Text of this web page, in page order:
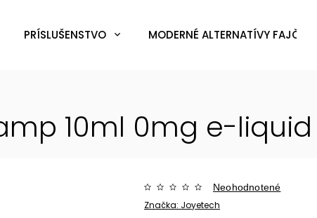
PRÍSLUŠENSTVO MODERNÉ ALTERNATÍVY FAJČENIA
10ml 0mg e-liquid
Značka: Joyetech
Neohodnotené